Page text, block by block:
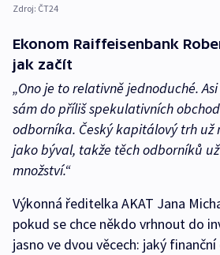
Zdroj: ČT24
Ekonom Raiffeisenbank
jak začít
„Ono je to relativně jednoduché.
sám do příliš spekulativních
odborníka. Český kapitálový trh už
jako býval, takže těch odborníků
množství.“
Výkonná ředitelka AKAT Jana
pokud se chce někdo vrhnout do
jasno ve dvou věcech: jaký